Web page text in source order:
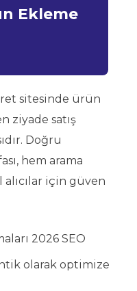
Ekleme
sitesinde ürün
ziyade satış
Doğru
hem arama
için güven
2026 SEO
olarak optimize